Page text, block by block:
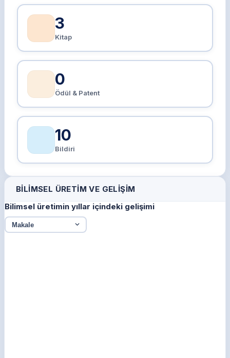
3
Kitap
0
Ödül & Patent
10
Bildiri
BILIMSEL ÜRETIM VE GELIŞIM
Bilimsel üretimin yıllar içindeki gelişimi